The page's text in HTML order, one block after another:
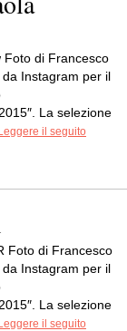
Foto di Francesco
Instagram per il
La selezione
il seguito
Foto di Francesco
Instagram per il
La selezione
il seguito